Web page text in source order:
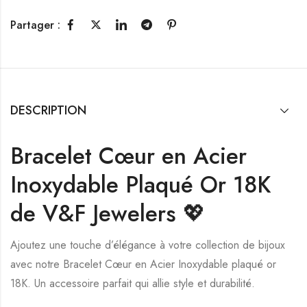
Partager :
DESCRIPTION
Bracelet Cœur en Acier
Inoxydable Plaqué Or 18K
de V&F Jewelers 💖
Ajoutez une touche d’élégance à votre collection de bijoux
avec notre Bracelet Cœur en Acier Inoxydable plaqué or
18K. Un accessoire parfait qui allie style et durabilité.